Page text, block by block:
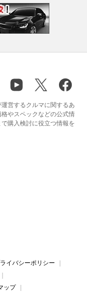
営するクルマに関するあ
やスペックなどの公式情
購入検討に役立つ情報を
イバシーポリシー
ップ